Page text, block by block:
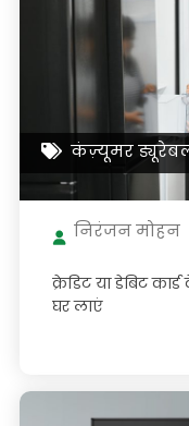
कंज़्यूमर
निरंजन मोहन
क्रेडिट या डेबिट
घर लाएं